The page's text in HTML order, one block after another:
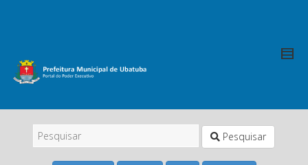
Pesquisar